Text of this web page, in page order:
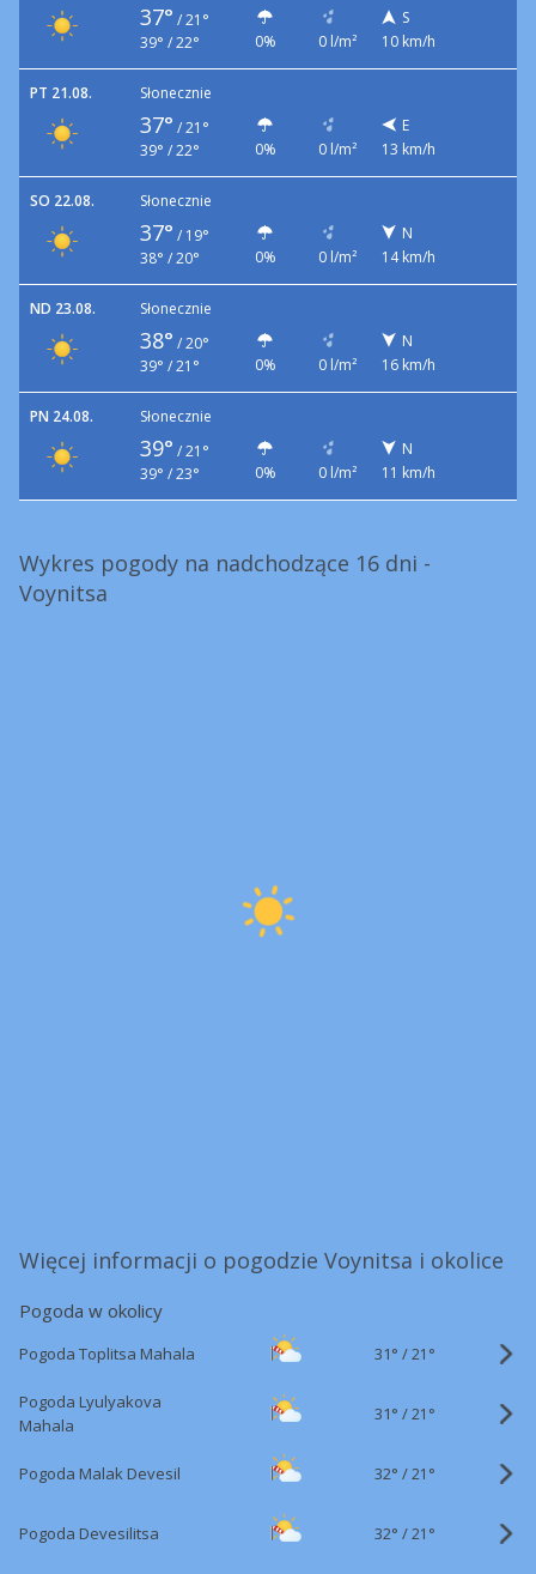
37° / 21°
39° / 22°
0% 0 l/m²
S
10 km/h
PT 21.08. Słonecznie
37° / 21°
39° / 22°
0% 0 l/m²
E
13 km/h
SO 22.08. Słonecznie
37° / 19°
38° / 20°
0% 0 l/m²
N
14 km/h
ND 23.08. Słonecznie
38° / 20°
39° / 21°
0% 0 l/m²
N
16 km/h
PN 24.08. Słonecznie
39° / 21°
39° / 23°
0% 0 l/m²
N
11 km/h
Wykres pogody na nadchodzące 16 dni -
Voynitsa
Więcej informacji o pogodzie Voynitsa i okolice
Pogoda w okolicy
Pogoda Toplitsa Mahala 31° /21°
Pogoda Lyulyakova
Mahala
31° /21°
Pogoda Malak Devesil 32° /21°
Pogoda Devesilitsa 32° /21°